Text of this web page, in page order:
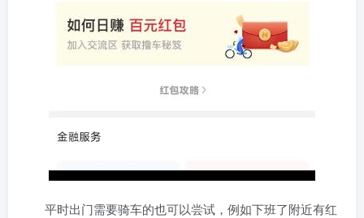
平时出门需要骑车的也可以尝试，例如下班了附近有红